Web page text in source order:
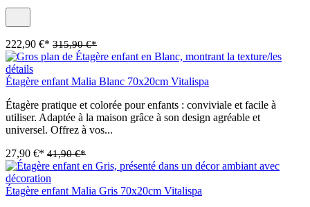
222,90 €* 315,90 €*
Étagère enfant Malia Blanc 70x20cm Vitalispa
Étagère pratique et colorée pour enfants : conviviale et facile à
utiliser. Adaptée à la maison grâce à son design agréable et
universel. Offrez à vos...
27,90 €* 41,90 €*
Étagère enfant Malia Gris 70x20cm Vitalispa